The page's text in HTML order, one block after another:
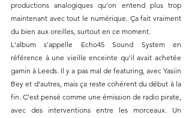
productions analogiques qu'on entend plus trop
maintenant avec tout le numérique. Ça fait vraiment
du bien aux oreilles, surtout en ce moment.
L'album s'appelle Echo45 Sound System en
référence à une vieille enceinte qu'il avait achetée
gamin à Leeds. Il y a pas mal de featuring, avec Yasiin
Bey et d'autres, mais ça reste cohérent du début à la
fin. C'est pensé comme une émission de radio pirate,
avec des interventions entre les morceaux. Un